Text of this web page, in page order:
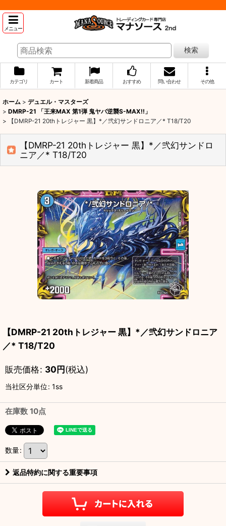
メニュー
検索
カテゴリ カート 新着商品 おすすめ 問い合わせ その他
ホーム > デュエル・マスターズ
> DMRP-21 「王来MAX 第1弾 鬼ヤバ逆襲S-MAX!!」
>
【DMRP-21 20thトレジャー 黒】*／弐幻サンドロニア／* T18/T20
【DMRP-21 20thトレジャー 黒】*／弐幻サンドロ
ニア／* T18/T20
【DMRP-21 20thトレジャー 黒】*／弐幻サンドロニア
／* T18/T20
販売価格: 30円(税込)
当社区分単位: 1ss
在庫数 10点
数量:
返品特約に関する重要事項